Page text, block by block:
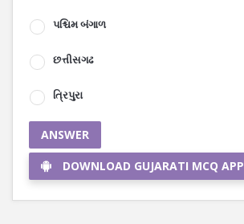
પશ્ચિમ બંગાળ
છત્તીસગઢ
ત્રિપુરા
ANSWER
DOWNLOAD GUJARATI MCQ APP